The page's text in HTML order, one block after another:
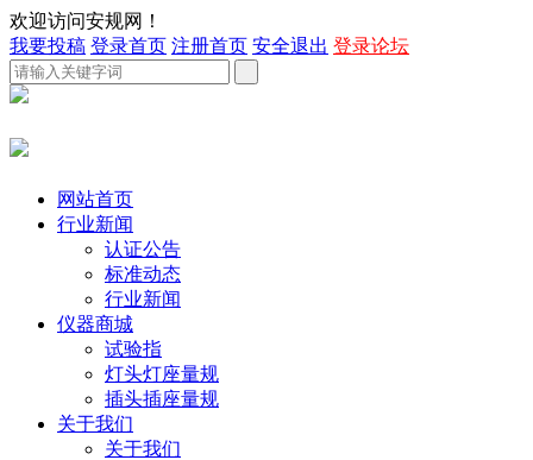
欢迎访问安规网！
我要投稿 登录首页 注册首页 安全退出 登录论坛
网站首页
行业新闻
认证公告
标准动态
行业新闻
仪器商城
试验指
灯头灯座量规
插头插座量规
关于我们
关于我们